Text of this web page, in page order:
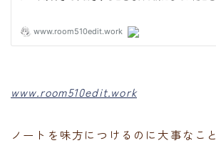
www.room510edit.work
ノートを味方につけるのに大事なこと